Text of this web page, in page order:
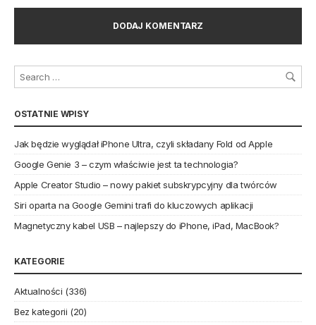
OSTATNIE WPISY
Jak będzie wyglądał iPhone Ultra, czyli składany Fold od Apple
Google Genie 3 – czym właściwie jest ta technologia?
Apple Creator Studio – nowy pakiet subskrypcyjny dla twórców
Siri oparta na Google Gemini trafi do kluczowych aplikacji
Magnetyczny kabel USB – najlepszy do iPhone, iPad, MacBook?
KATEGORIE
Aktualności (336)
Bez kategorii (20)